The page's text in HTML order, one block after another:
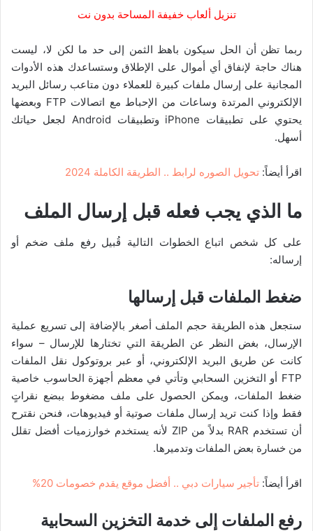
تنزيل ألعاب خفيفة المساحة بدون نت
ربما تظن أن الحل سيكون باهظ الثمن إلى حد ما لكن لا، ليست
هناك حاجة لإنفاق أي أموال على الإطلاق وستساعدك هذه الأدوات
المجانية على إرسال ملفات كبيرة للعملاء دون متاعب رسائل البريد
الإلكتروني المرتدة وساعات من الإحباط مع اتصالات FTP
وبعضها
يحتوي على تطبيقات iPhone وتطبيقات Android لجعل حياتك
أسهل.
اقرأ أيضاً: تحويل الصوره لرابط .. الطريقة الكاملة 2024
ما الذي يجب فعله قبل إرسال الملف
على كل شخص اتباع الخطوات التالية قُبيل رفع ملف ضخم أو
إرساله:
ضغط الملفات قبل إرسالها
ستجعل هذه الطريقة حجم الملف أصغر بالإضافة إلى تسريع عملية
الإرسال، بغض النظر عن الطريقة التي تختارها للإرسال – سواء
كانت عن طريق البريد الإلكتروني، أو عبر بروتوكول نقل الملفات
FTP أو التخزين السحابي وتأتي في معظم أجهزة الحاسوب خاصية
ضغط الملفات، ويمكن الحصول على ملف مضغوط ببضع نقراتٍ
فقط وإذا كنت تريد إرسال ملفات صوتية أو فيديوهات، فنحن نقترح
أن تستخدم RAR بدلاً من ZIP لأنه يستخدم خوارزميات أفضل تقلل
من خسارة بعض الملفات وتدميرها.
اقرأ أيضاً: تأجير سيارات دبي .. أفضل موقع يقدم خصومات 20%
رفع الملفات إلى خدمة التخزين السحابية